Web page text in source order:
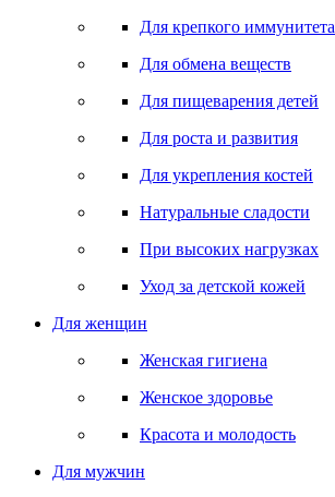
Для крепкого иммунитета
Для обмена веществ
Для пищеварения детей
Для роста и развития
Для укрепления костей
Натуральные сладости
При высоких нагрузках
Уход за детской кожей
Для женщин
Женская гигиена
Женское здоровье
Красота и молодость
Для мужчин